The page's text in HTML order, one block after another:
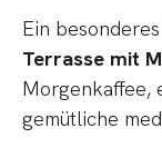
Ein
Terrasse mit
Morgenkaffee,
gemütliche